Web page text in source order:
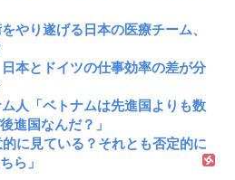
やり遂げる日本の医療チーム、
本とドイツの仕事効率の差が分
ム人「ベトナムは先進国よりも数
進国なんだ？」
に見ている？それとも否定的に
ら」